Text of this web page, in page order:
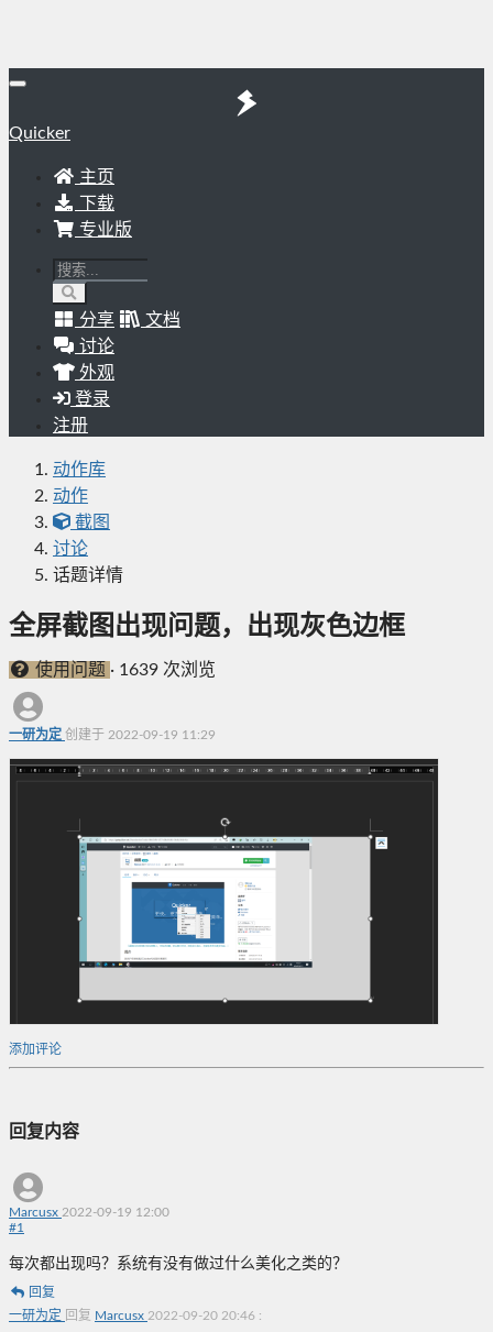
Quicker
主页
下载
专业版
分享
文档
讨论
外观
登录
注册
动作库
动作
截图
讨论
话题详情
全屏截图出现问题，出现灰色边框
使用问题 · 1639 次浏览
一研为定 创建于 2022-09-19 11:29
添加评论
回复内容
Marcusx 2022-09-19 12:00
#1
每次都出现吗？系统有没有做过什么美化之类的？
回复
一研为定 回复 Marcusx 2022-09-20 20:46 :